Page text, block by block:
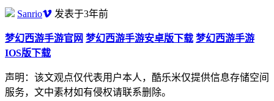
Sanrio 发表于3年前
梦幻西游手游官网 梦幻西游手游安卓版下载 梦幻西游手游
IOS版下载
声明：该文观点仅代表用户本人，酷乐米仅提供信息存储空间
服务，文中素材如有侵权请联系删除。